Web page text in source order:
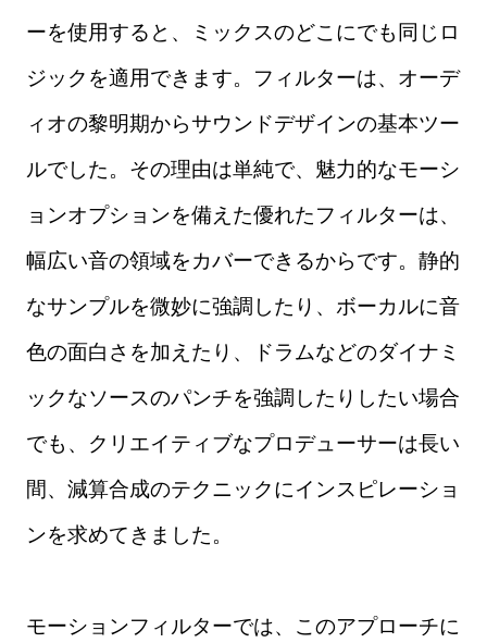
ーを使用すると、ミックスのどこにでも同じロ
ジックを適用できます。フィルターは、オーデ
ィオの黎明期からサウンドデザインの基本ツー
ルでした。その理由は単純で、魅力的なモーシ
ョンオプションを備えた優れたフィルターは、
幅広い音の領域をカバーできるからです。静的
なサンプルを微妙に強調したり、ボーカルに音
色の面白さを加えたり、ドラムなどのダイナミ
ックなソースのパンチを強調したりしたい場合
でも、クリエイティブなプロデューサーは長い
間、減算合成のテクニックにインスピレーショ
ンを求めてきました。
モーションフィルターでは、このアプローチに